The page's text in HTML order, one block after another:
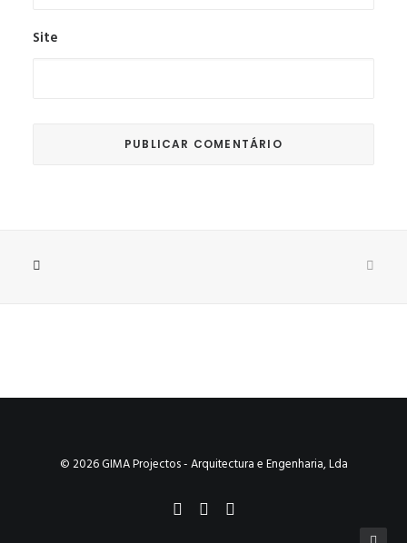
Site
© 2026 GIMA Projectos - Arquitectura e Engenharia, Lda